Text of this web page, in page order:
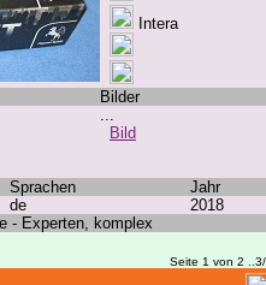
Intera
Bilder
...
Bild
Sprachen
Jahr
de
2018
- Experten, komplex
Seite 1 von 2